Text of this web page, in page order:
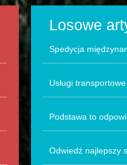
Losowe
Spedycja
Usługi
Podstawa to
Odwiedź najlepszy